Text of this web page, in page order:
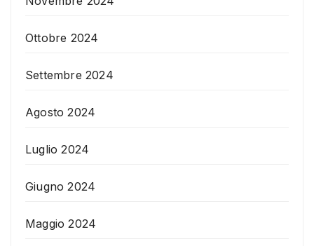
Ottobre 2024
Settembre 2024
Agosto 2024
Luglio 2024
Giugno 2024
Maggio 2024